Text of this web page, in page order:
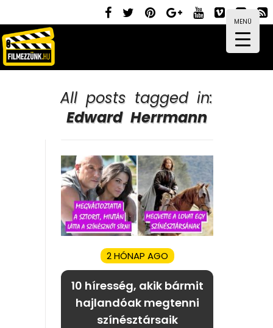
MENÜ
All posts tagged in:
Edward Herrmann
2 HÓNAP AGO
10 híresség, akik bármit
hajlandóak megtenni
színésztársaik